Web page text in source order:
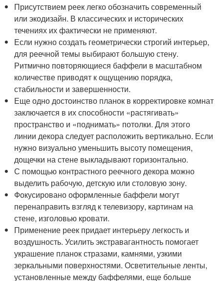
Присутствием реек легко обозначить современный
или экодизайн. В классических и исторических
течениях их фактически не применяют.
Если нужно создать геометрически строгий интерьер,
для реечной темы выбирают большую стену.
Ритмично повторяющиеся баффели в масштабном
количестве приводят к ощущению порядка,
стабильности и завершенности.
Еще одно достоинство планок в корректировке комнат
заключается в их способности «растягивать»
пространство и «поднимать» потолки. Для этого
линии декора следует расположить вертикально. Если
нужно визуально уменьшить высоту помещения,
дощечки на стене выкладывают горизонтально.
С помощью контрастного реечного декора можно
выделить рабочую, детскую или столовую зону.
Фокусировано оформленные баффели могут
перенаправить взгляд к телевизору, картинам на
стене, изголовью кровати.
Применение реек придает интерьеру легкость и
воздушность. Усилить экстравагантность помогает
украшение планок стразами, камнями, узкими
зеркальными поверхностями. Осветительные ленты,
установленные между баффелями, еще больше